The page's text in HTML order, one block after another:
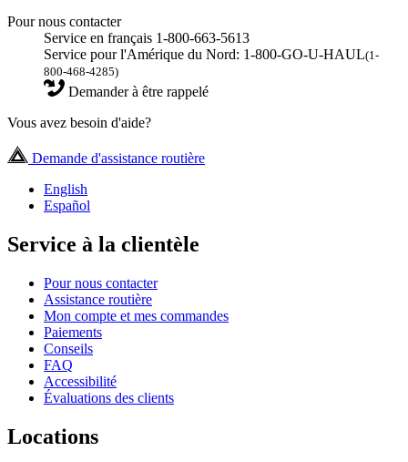
Pour nous contacter
Service en français 1-800-663-5613
Service pour l'Amérique du Nord: 1-800-GO-U-HAUL(1-
800-468-4285)
Demander à être rappelé
Vous avez besoin d'aide?
Demande d'assistance routière
English
Español
Service à la clientèle
Pour nous contacter
Assistance routière
Mon compte et mes commandes
Paiements
Conseils
FAQ
Accessibilité
Évaluations des clients
Locations